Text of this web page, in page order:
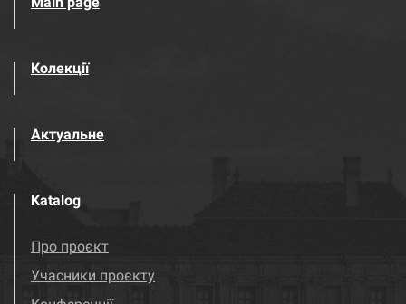
Колекції
Актуальне
Katalog
Про проєкт
Учасники проєкту